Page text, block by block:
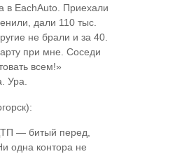
в EachAuto. Приехали
дали 110 тыс.
не брали и за 40.
при мне. Соседи
всем!»
Ура.
— битый перед,
одна контора не